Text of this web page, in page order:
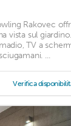
Rakovec
vista sul giardino.
TV a
...
Verifica